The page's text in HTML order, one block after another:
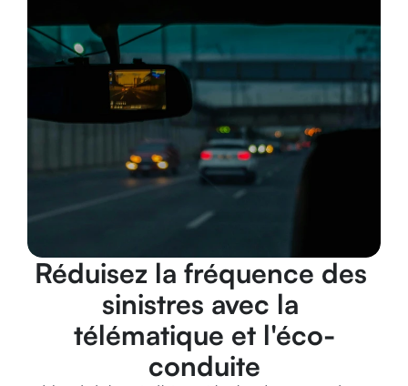
Réduisez la fréquence des
sinistres avec la
télématique et l'éco-
conduite